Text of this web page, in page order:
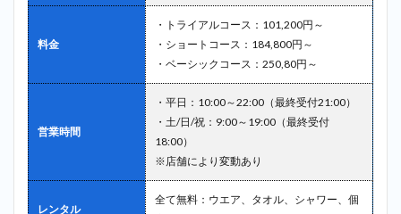
料金
・トライアルコース：101,200円～
・ショートコース：184,800円～
・ベーシックコース：250,80円～
営業時間
・平日：10:00～22:00（最終受付21:00）
・土/日/祝：9:00～19:00（最終受付
18:00）
※店舗により変動あり
レンタル
全て無料：ウエア、タオル、シャワー、個